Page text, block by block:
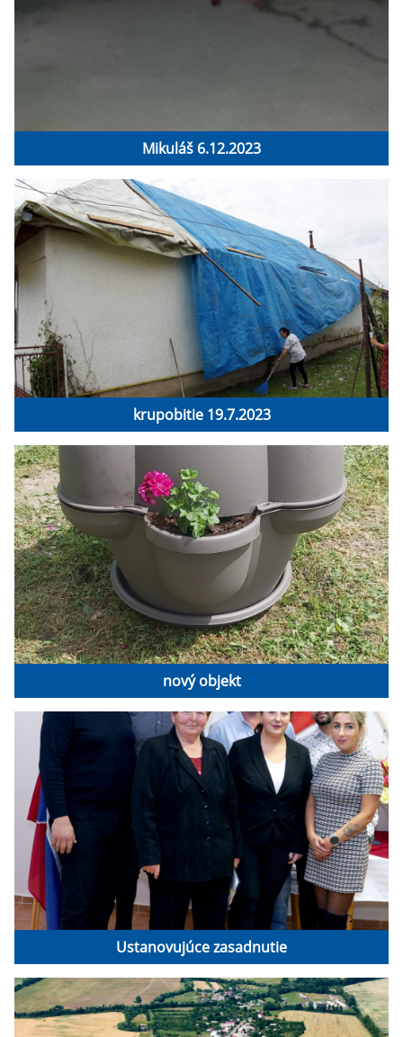
Mikuláš 6.12.2023
krupobitie 19.7.2023
nový objekt
Ustanovujúce zasadnutie